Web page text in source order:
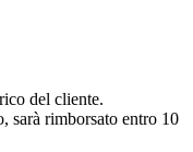
del cliente.
sarà rimborsato entro 10